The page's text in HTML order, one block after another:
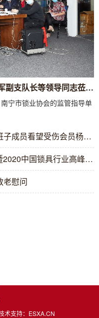
南宁市公安局治安警察支队赖崇军副支队长等领导同志莅临南宁锁协召开联席会议指导推动试运行开锁新系统工作
宁市锁业协会的监管指导单
员看望受伤会员杨永伟
中国锁具行业高峰论坛
老慰问
支持： ESXA.CN